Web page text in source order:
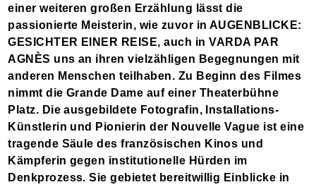
einer weiteren großen Erzählung lässt die
passionierte Meisterin, wie zuvor in AUGENBLICKE:
GESICHTER EINER REISE, auch in VARDA PAR
AGNÈS uns an ihren vielzähligen Begegnungen mit
anderen Menschen teilhaben. Zu Beginn des Filmes
nimmt die Grande Dame auf einer Theaterbühne
Platz. Die ausgebildete Fotografin, Installations-
Künstlerin und Pionierin der Nouvelle Vague ist eine
tragende Säule des französischen Kinos und
Kämpferin gegen institutionelle Hürden im
Denkprozess. Sie gebietet bereitwillig Einblicke in